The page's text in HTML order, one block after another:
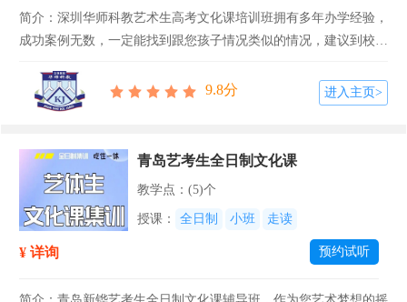
简介：深圳华师科教艺术生高考文化课培训班拥有多年办学经验，
成功案例无数，一定能找到跟您孩子情况类似的情况，建议到校考
提升的基本方案。【课程名称】深圳艺术生文化课培训班【招生对
象】面向全省招...
9.8分 进入主页>
青岛艺考生全日制文化课
教学点：(5)个
授课： 全日制 小班 走读
¥ 详询 预约试听